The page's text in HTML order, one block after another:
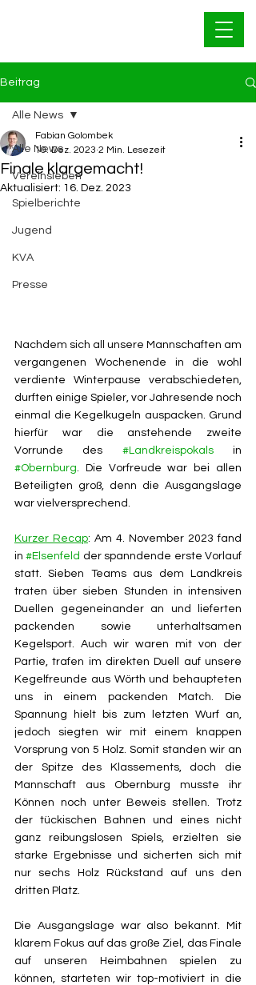
Beitrag
Alle News
Vereinsleben
Spielberichte
Jugend
KVA
Presse
Alle News
Finale klargemacht!
Fabian Golombek
10. Dez. 2023 2 Min. Lesezeit
Aktualisiert: 16. Dez. 2023
Nachdem sich all unsere Mannschaften am
vergangenen Wochenende in die wohl
verdiente Winterpause verabschiedeten,
durften einige Spieler, vor Jahresende noch
einmal die Kegelkugeln auspacken. Grund
hierfür war die anstehende zweite
Vorrunde des #Landkreispokals
#Obernburg . Die Vorfreude war bei allen
Beteiligten groß, denn die Ausgangslage
war vielversprechend.
Kurzer Recap: Am 4. November 2023 fand
in #Elsenfeld der spanndende erste Vorlauf
statt. Sieben Teams aus dem Landkreis
traten über sieben Stunden in intensiven
Duellen gegeneinander an und lieferten
packenden sowie unterhaltsamen
Kegelsport. Auch wir waren mit von der
Partie, trafen im direkten Duell auf unsere
Kegelfreunde aus Wörth und behaupteten
uns in einem packenden Match. Die
Spannung hielt bis zum letzten Wurf an,
jedoch siegten wir mit einem knappen
Vorsprung von 5 Holz. Somit standen wir an
der Spitze des Klassements, doch die
Mannschaft aus Obernburg musste ihr
Können noch unter Beweis stellen. Trotz
der tückischen Bahnen und eines nicht
ganz reibungslosen Spiels, erzielten sie
starke Ergebnisse und sicherten sich mit
nur sechs Holz Rückstand auf uns den
dritten Platz.
Die Ausgangslage war also bekannt. Mit
klarem Fokus auf das große Ziel, das Finale
auf unseren Heimbahnen spielen zu
können, starteten wir top-motiviert in die